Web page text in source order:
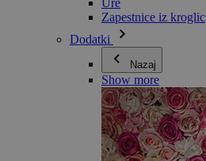
Ure
Zapestnice iz kroglic
Dodatki
Nazaj
Show more